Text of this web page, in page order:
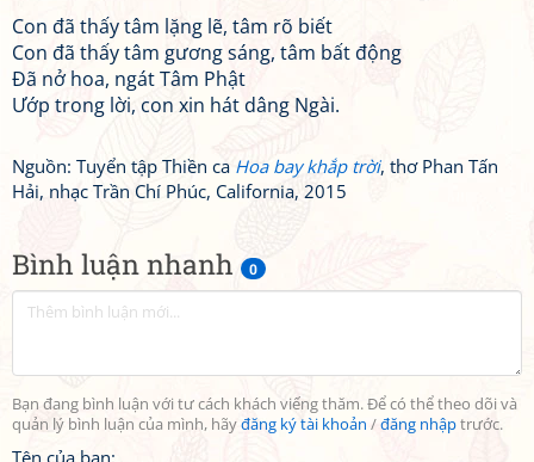
Bình luận nhanh 0
Bạn đang bình luận với tư cách khách viếng thăm. Để có thể theo dõi và
quản lý bình luận của mình, hãyđăng ký tài khoản /đăng nhậptrước.
Tên của bạn:
Con đã thấy tâm lặng lẽ, tâm rõ biết
Con đã thấy tâm gương sáng, tâm bất động
Đã nở hoa, ngát Tâm Phật
Ướp trong lời, con xin hát dâng Ngài.
Nguồn: Tuyển tập Thiền ca Hoa bay khắp trời, thơ Phan Tấn
Hải, nhạc Trần Chí Phúc, California, 2015